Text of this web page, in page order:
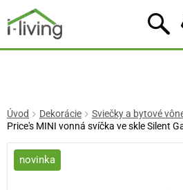
Úvod Dekorácie Sviečky a bytové
Price's MINI vonná svíčka ve skle Silent
novinka